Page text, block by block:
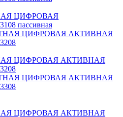
ЦИФРОВАЯ
пассивная
ЦИФРОВАЯ АКТИВНАЯ
ЦИФРОВАЯ АКТИВНАЯ